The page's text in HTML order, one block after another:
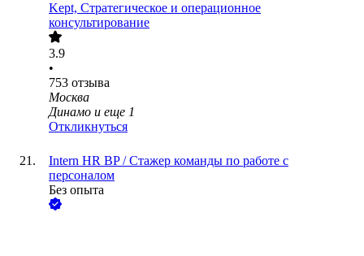
Kept, Стратегическое и операционное
консультирование
3.9
•
753 отзыва
Москва
Динамо и еще 1
Откликнуться
Intern HR BP / Стажер команды по работе с
персоналом
Без опыта